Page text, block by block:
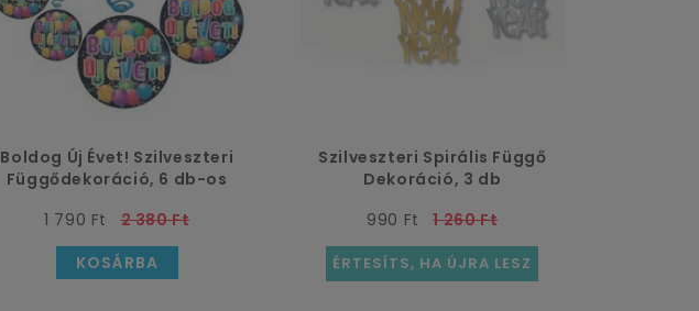
Boldog Új Évet! Szilveszteri
Függődekoráció, 6 db-os
1 790 Ft
2 380 Ft
KOSÁRBA
Szilveszteri Spirális Függő
Dekoráció, 3 db
990 Ft
1 260 Ft
ÉRTESÍTS, HA ÚJRA LESZ